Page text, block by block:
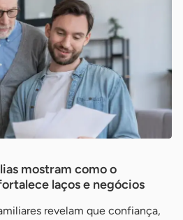
mostram como o
laços e negócios
revelam que confiança,